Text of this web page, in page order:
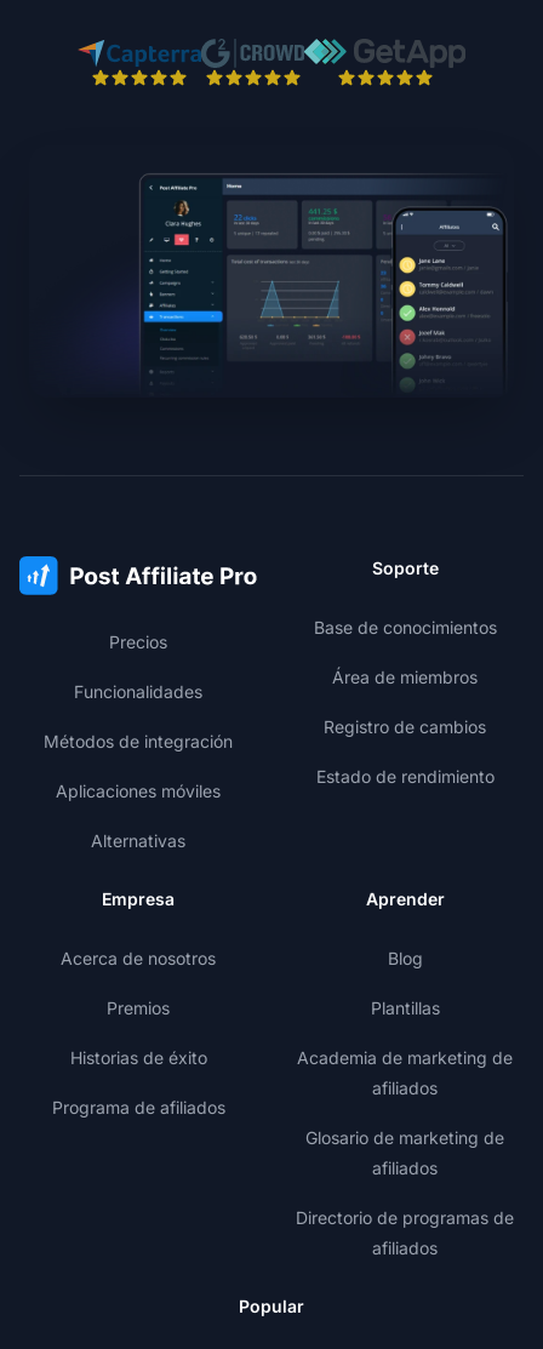
Precios
Funcionalidades
Métodos de integración
Aplicaciones móviles
Alternativas
Soporte
Base de conocimientos
Área de miembros
Registro de cambios
Estado de rendimiento
Empresa
Acerca de nosotros
Premios
Historias de éxito
Programa de afiliados
Aprender
Blog
Plantillas
Academia de marketing de
afiliados
Glosario de marketing de
afiliados
Directorio de programas de
afiliados
Popular